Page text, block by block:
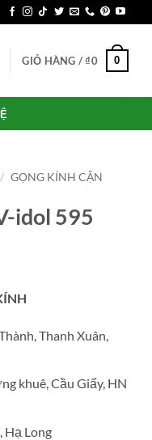
GIỎ HÀNG /₫0 0
/ GỌNG KÍNH CẬN
idol 595
Thanh Xuân,
khuê, Cầu Giấy, HN
Hạ Long